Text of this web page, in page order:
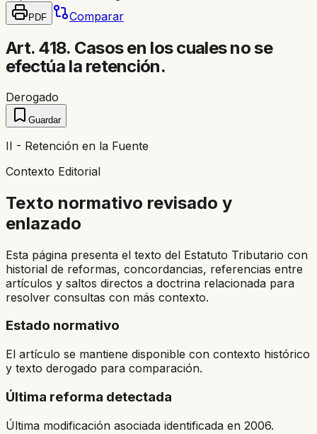
PDF Comparar
Art. 418. Casos en los cuales no se
efectúa la retención.
Derogado
Guardar
II - Retención en la Fuente
Contexto Editorial
Texto normativo revisado y
enlazado
Esta página presenta el texto del Estatuto Tributario con
historial de reformas, concordancias, referencias entre
artículos y saltos directos a doctrina relacionada para
resolver consultas con más contexto.
Estado normativo
El artículo se mantiene disponible con contexto histórico
y texto derogado para comparación.
Última reforma detectada
Última modificación asociada identificada en 2006.